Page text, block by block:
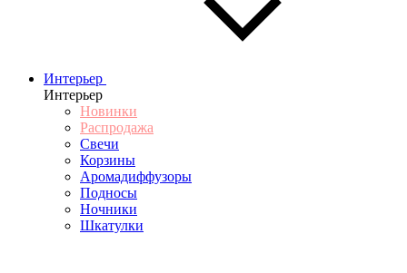
Интерьер
Интерьер
Новинки
Распродажа
Свечи
Корзины
Аромадиффузоры
Подносы
Ночники
Шкатулки